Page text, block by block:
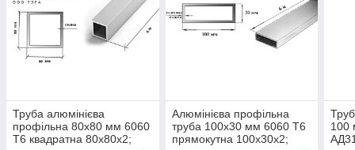
Труба алюмінієва
профільна 80х80 мм 6060
Т6 квадратна 80х80х2;
Алюмінієва профільна
труба 100х30 мм 6060 Т6
прямокутна 100х30х2;
100